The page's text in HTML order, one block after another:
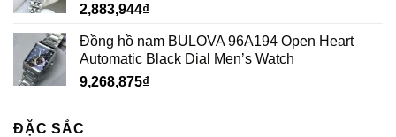
2,883,944₫
Đồng hồ nam BULOVA 96A194 Open Heart
Automatic Black Dial Men’s Watch
9,268,875₫
ĐẶC SẮC